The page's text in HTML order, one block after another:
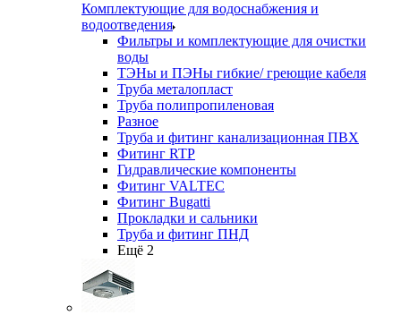
Комплектующие для водоснабжения и
водоотведения
Фильтры и комплектующие для очистки
воды
ТЭНы и ПЭНы гибкие/ греющие кабеля
Труба металопласт
Труба полипропиленовая
Разное
Труба и фитинг канализационная ПВХ
Фитинг RTP
Гидравлические компоненты
Фитинг VALTEC
Фитинг Bugatti
Прокладки и сальники
Труба и фитинг ПНД
Ещё 2